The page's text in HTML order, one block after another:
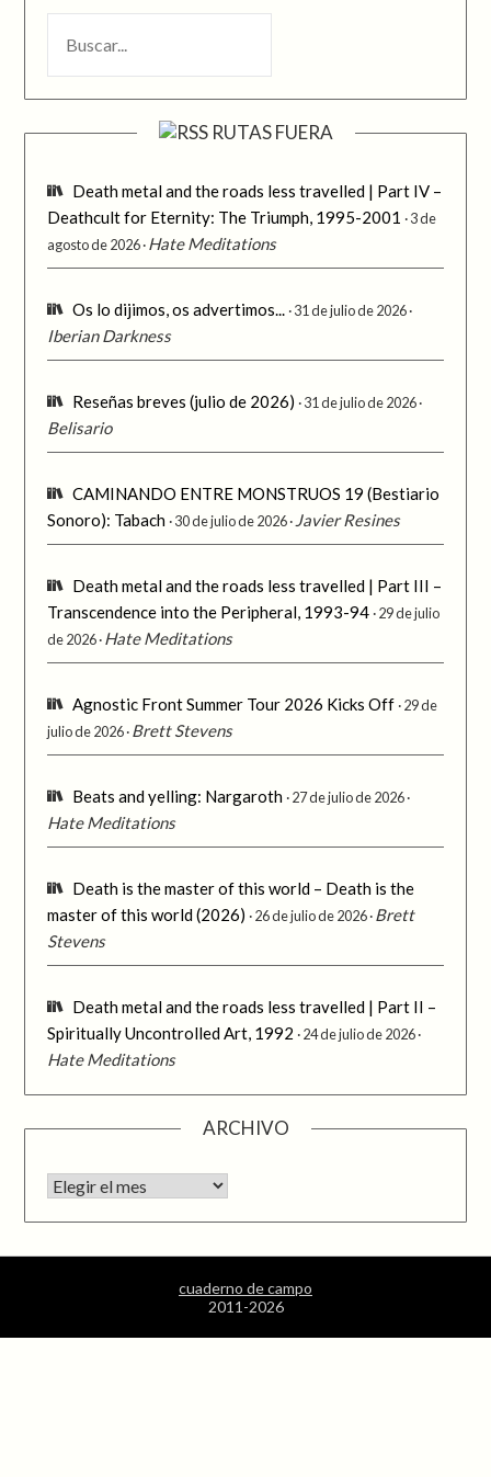
RUTAS FUERA
Death metal and the roads less travelled | Part IV –
Deathcult for Eternity: The Triumph, 1995-2001
3 de
agosto de 2026 Hate Meditations
Os lo dijimos, os advertimos... 31 de julio de 2026
Iberian Darkness
Reseñas breves (julio de 2026) 31 de julio de 2026
Belisario
CAMINANDO ENTRE MONSTRUOS 19 (Bestiario
Sonoro): Tabach 30 de julio de 2026 Javier Resines
Death metal and the roads less travelled | Part III –
Transcendence into the Peripheral, 1993-94 29 de julio
de 2026 Hate Meditations
Agnostic Front Summer Tour 2026 Kicks Off 29 de
julio de 2026 Brett Stevens
Beats and yelling: Nargaroth 27 de julio de 2026
Hate Meditations
Death is the master of this world – Death is the
master of this world (2026)
26 de julio de 2026 Brett
Stevens
Death metal and the roads less travelled | Part II –
Spiritually Uncontrolled Art, 1992
24 de julio de 2026
Hate Meditations
ARCHIVO
Archivo
cuaderno de campo
2011-2026